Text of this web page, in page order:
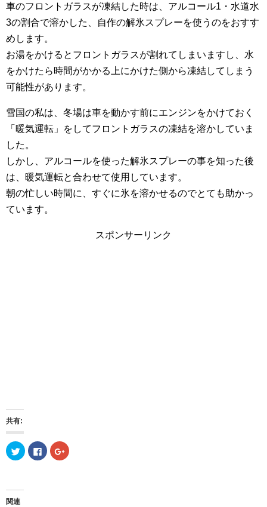
車のフロントガラスが凍結した時は、アルコール1・水道水
3の割合で溶かした、自作の解氷スプレーを使うのをおすす
めします。
お湯をかけるとフロントガラスが割れてしまいますし、水
をかけたら時間がかかる上にかけた側から凍結してしまう
可能性があります。
雪国の私は、冬場は車を動かす前にエンジンをかけておく
「暖気運転」をしてフロントガラスの凍結を溶かしていま
した。
しかし、アルコールを使った解氷スプレーの事を知った後
は、暖気運転と合わせて使用しています。
朝の忙しい時間に、すぐに氷を溶かせるのでとても助かっ
ています。
スポンサーリンク
共有:
ク
リ
T
F
a
ク
リ
関連